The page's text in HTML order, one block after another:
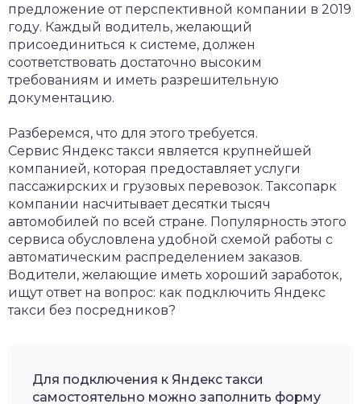
предложение от перспективной компании в 2019
году. Каждый водитель, желающий
присоединиться к системе, должен
соответствовать достаточно высоким
требованиям и иметь разрешительную
документацию.
Разберемся, что для этого требуется.
Сервис Яндекс такси является крупнейшей
компанией, которая предоставляет услуги
пассажирских и грузовых перевозок. Таксопарк
компании насчитывает десятки тысяч
автомобилей по всей стране. Популярность этого
сервиса обусловлена удобной схемой работы с
автоматическим распределением заказов.
Водители, желающие иметь хороший заработок,
ищут ответ на вопрос: как подключить Яндекс
такси без посредников?
Для подключения к Яндекс такси
самостоятельно можно заполнить форму